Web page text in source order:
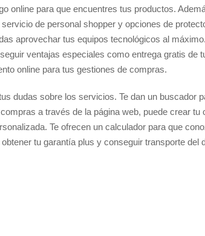
online para que encuentres tus productos.
de personal shopper y opciones de
aprovechar tus equipos tecnológicos al
ventajas especiales como entrega gratis de
online para tus gestiones de compras.
dudas sobre los servicios. Te dan un buscador
a través de la página web, puede crear tu
Te ofrecen un calculador para que
tu garantía plus y conseguir transporte del